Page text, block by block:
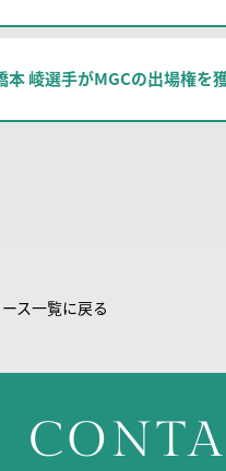
本 崚選手がMGCの出場権を
ス一覧に戻る